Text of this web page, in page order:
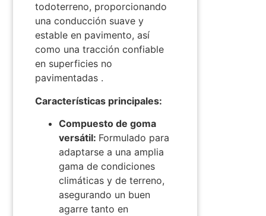
todoterreno, proporcionando
una conducción suave y
estable en pavimento, así
como una tracción confiable
en superficies no
pavimentadas .
Características principales:
Compuesto de goma
versátil: Formulado para
adaptarse a una amplia
gama de condiciones
climáticas y de terreno,
asegurando un buen
agarre tanto en